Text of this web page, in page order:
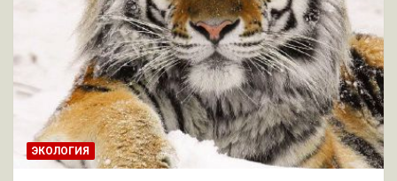
ЭКОЛОГИЯ